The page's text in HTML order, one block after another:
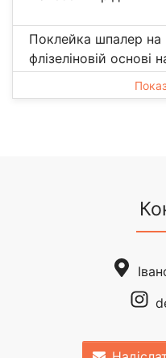
Поклейка шпалер на
флізеліновій основі